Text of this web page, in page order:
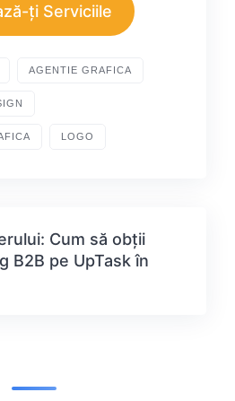
ți Serviciile
AGENTIE GRAFICA
LOGO
Cum să obții
B2B pe UpTask în